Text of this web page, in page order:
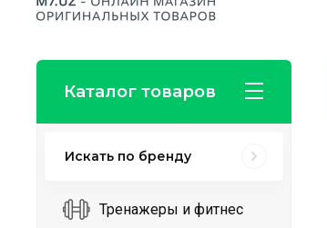
Каталог товаров
Искать по бренду
Тренажеры и фитнес